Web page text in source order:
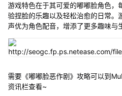
游戏特色在于其可爱的嘟嘟脸角色，
验捏脸的乐趣以及轻松治愈的日常。
声优为角色配音，增添了更多趣味与
需要《嘟嘟脸恶作剧》攻略可以到
资讯栏查看~